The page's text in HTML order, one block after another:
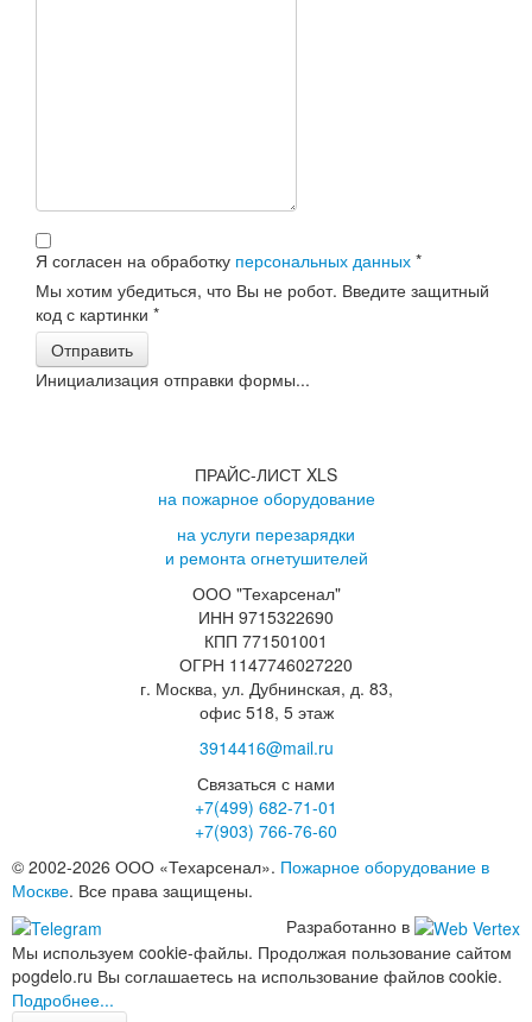
Я согласен на обработку персональных данных *
Мы хотим убедиться, что Вы не робот. Введите защитный
код с картинки *
Отправить
Инициализация отправки формы...
ПРАЙС-ЛИСТ XLS
на пожарное оборудование
на услуги перезарядки
и ремонта огнетушителей
ООО "Техарсенал"
ИНН 9715322690
КПП 771501001
ОГРН 1147746027220
г. Москва, ул. Дубнинская, д. 83,
офис 518, 5 этаж
3914416@mail.ru
Связаться с нами
+7(499) 682-71-01
+7(903) 766-76-60
© 2002-2026 ООО «Техарсенал». Пожарное оборудование в
Москве. Все права защищены.
Разработанно в
Мы используем cookie-файлы. Продолжая пользование сайтом
pogdelo.ru Вы соглашаетесь на использование файлов cookie.
Подробнее...